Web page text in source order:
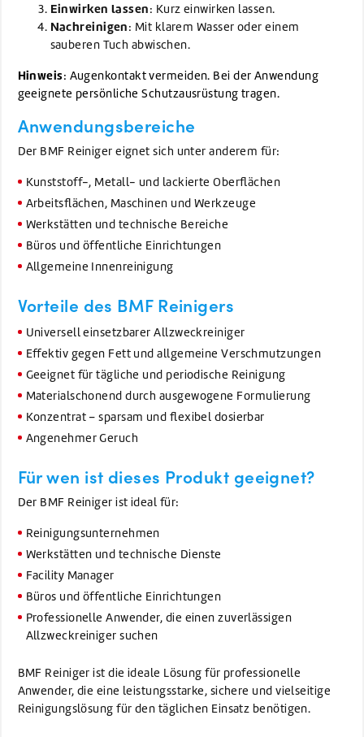
Einwirken lassen: Kurz einwirken lassen.
Nachreinigen: Mit klarem Wasser oder einem
sauberen Tuch abwischen.
Hinweis: Augenkontakt vermeiden. Bei der Anwendung
geeignete persönliche Schutzausrüstung tragen.
Anwendungsbereiche
Der BMF Reiniger eignet sich unter anderem für:
Kunststoff-, Metall- und lackierte Oberflächen
Arbeitsflächen, Maschinen und Werkzeuge
Werkstätten und technische Bereiche
Büros und öffentliche Einrichtungen
Allgemeine Innenreinigung
Vorteile des BMF Reinigers
Universell einsetzbarer Allzweckreiniger
Effektiv gegen Fett und allgemeine Verschmutzungen
Geeignet für tägliche und periodische Reinigung
Materialschonend durch ausgewogene Formulierung
Konzentrat – sparsam und flexibel dosierbar
Angenehmer Geruch
Für wen ist dieses Produkt geeignet?
Der BMF Reiniger ist ideal für:
Reinigungsunternehmen
Werkstätten und technische Dienste
Facility Manager
Büros und öffentliche Einrichtungen
Professionelle Anwender, die einen zuverlässigen
Allzweckreiniger suchen
BMF Reiniger ist die ideale Lösung für professionelle
Anwender, die eine leistungsstarke, sichere und vielseitige
Reinigungslösung für den täglichen Einsatz benötigen.